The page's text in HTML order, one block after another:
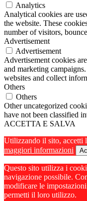
Analytics
Analytical cookies are
the website. These
number of visitors,
Advertisement
Advertisement
Advertisement cookies
and marketing
websites and collect
Others
Others
Other uncategorized
have not been classified
ACCETTA E SALVA
Utilizzando il sito, accetti
maggiori informazioni
Questo sito utilizza i
navigazione possibile.
modificare le
permetti il loro utilizzo.